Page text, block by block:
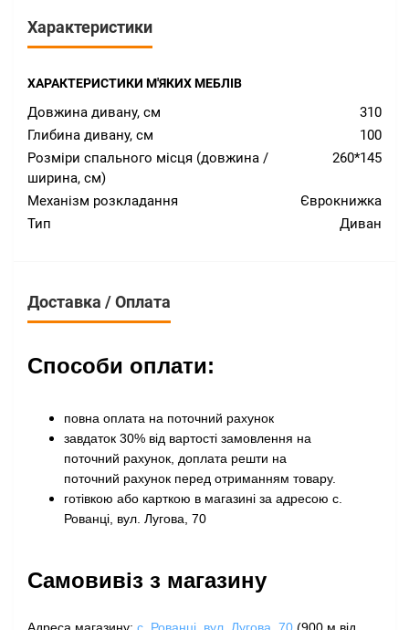
Характеристики
ХАРАКТЕРИСТИКИ М'ЯКИХ МЕБЛІВ
Довжина дивану, см
310
Глибина дивану, см
100
Розміри спального місця (довжина /
ширина, см)
260*145
Механізм розкладання
Єврокнижка
Тип
Диван
Доставка / Оплата
Способи оплати:
повна оплата на поточний рахунок
завдаток 30% від вартості замовлення на
поточний рахунок, доплата решти на
поточний рахунок перед отриманням товару.
готівкою або карткою в магазині за адресою с.
Рованці, вул. Лугова, 70
Самовивіз з магазину